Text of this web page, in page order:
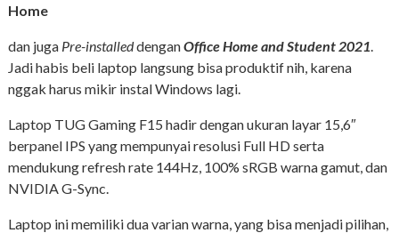
Home
dan juga Pre-installeddenganOffice Home and Student 2021.
Jadi habis beli laptop langsung bisa produktif nih, karena
nggak harus mikir instal Windows lagi.
Laptop TUG Gaming F15 hadir dengan ukuran layar 15,6″
berpanel IPS yang mempunyai resolusi Full HD serta
mendukung refresh rate 144Hz, 100% sRGB warna gamut, dan
NVIDIA G-Sync.
Laptop ini memiliki dua varian warna, yang bisa menjadi pilihan,